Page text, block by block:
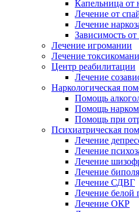
Капельница от
Лечение от
Лечение
Зависимость от
Лечение игромании
Лечение
Центр реабилитации
Лечение
Наркологическая
Помощь
Помощь
Помощь при
Психиатрическая
Лечение
Лечение
Лечение
Лечение
Лечение СДВГ
Лечение белой
Лечение ОКР